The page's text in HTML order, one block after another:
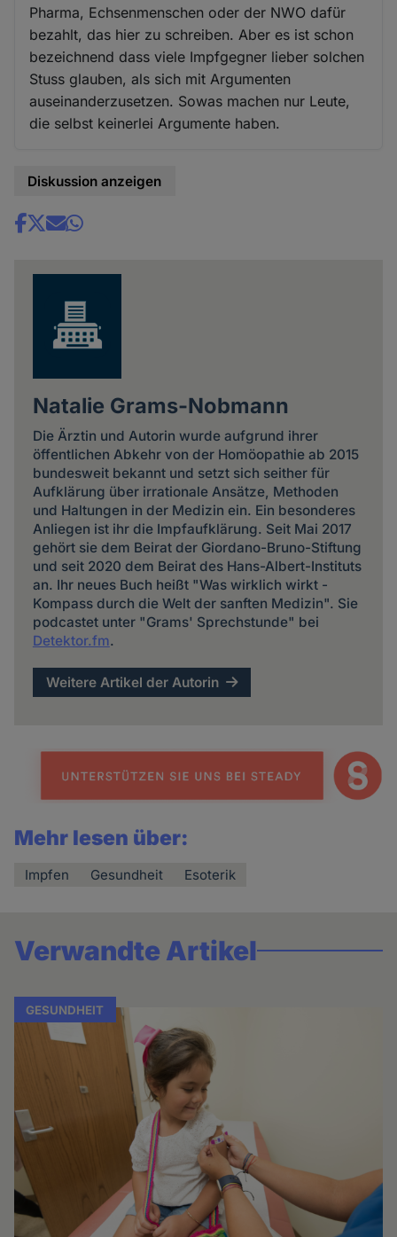
Pharma, Echsenmenschen oder der NWO dafür
bezahlt, das hier zu schreiben. Aber es ist schon
bezeichnend dass viele Impfgegner lieber solchen
Stuss glauben, als sich mit Argumenten
auseinanderzusetzen. Sowas machen nur Leute,
die selbst keinerlei Argumente haben.
Diskussion anzeigen
Share
Natalie Grams-Nobmann
Die Ärztin und Autorin wurde aufgrund ihrer
öffentlichen Abkehr von der Homöopathie ab 2015
bundesweit bekannt und setzt sich seither für
Aufklärung über irrationale Ansätze, Methoden
und Haltungen in der Medizin ein. Ein besonderes
Anliegen ist ihr die Impfaufklärung. Seit Mai 2017
gehört sie dem Beirat der Giordano-Bruno-Stiftung
und seit 2020 dem Beirat des Hans-Albert-Instituts
an. Ihr neues Buch heißt "Was wirklich wirkt -
Kompass durch die Welt der sanften Medizin". Sie
podcastet unter "Grams' Sprechstunde" bei
Detektor.fm.
Weitere Artikel der Autorin
Mehr lesen über:
Impfen Gesundheit Esoterik
Verwandte Artikel
GESUNDHEIT